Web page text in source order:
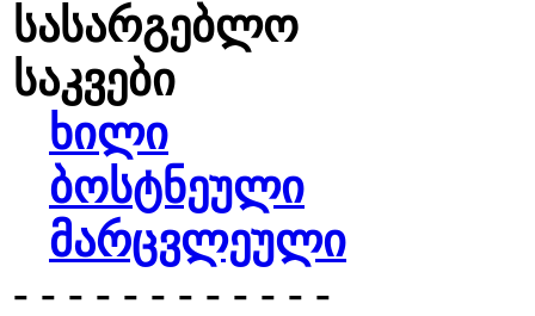
სასარგებლო
საკვები
ხილი
ბოსტნეული
მარცვლეული
- - - - - - - - - - - -